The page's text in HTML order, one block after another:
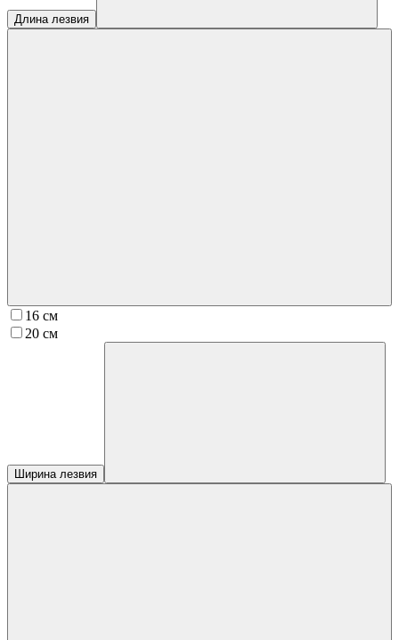
Длина лезвия
16 см
20 см
Ширина лезвия